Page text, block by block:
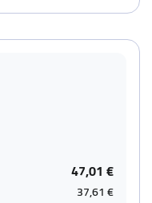
47,01 €
37,61 €